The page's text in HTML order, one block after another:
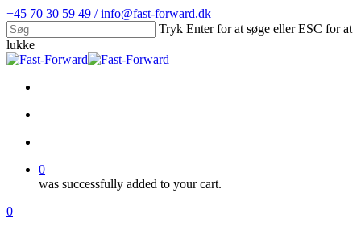
Skip
to
main
content
+45 70 30 59 49 / info@fast-forward.dk
Tryk Enter for at søge eller ESC for at
lukke
Close
0
was successfully added to your cart.
Menu
search
account
0